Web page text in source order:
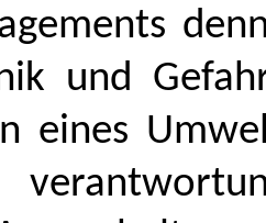
und
eines